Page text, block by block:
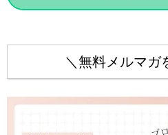
＼無料メルマガ